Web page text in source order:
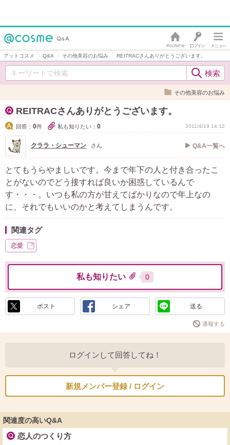
アットコスメ Q&A その他美容のお悩み REITRACさんありがとうございます。
その他美容のお悩み
REITRACさんありがとうございます。
回答： 0件 私も知りたい： 0 2011/4/19 14:12
クララ・シューマン さん Q&A一覧へ
とてもうらやましいです。今まで年下の人と付き合ったこ
とがないのでどう接すれば良いか困惑しているんで
す・・・。いつも私の方が甘えてばかりなので年上なの
に、それでもいいのかと考えてしまうんです。
関連タグ
恋愛
私も知りたい 0
ポスト シェア 送る
通報する
ログインして回答してね！
新規メンバー登録 / ログイン
関連度の高いQ&A
恋人のつくり方